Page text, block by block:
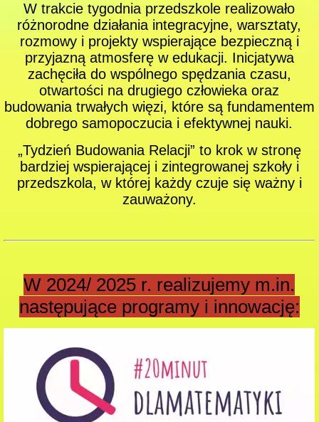
W trakcie tygodnia przedszkole realizowało
różnorodne działania integracyjne, warsztaty,
rozmowy i projekty wspierające bezpieczną i
przyjazną atmosferę w edukacji. Inicjatywa
zachęciła do wspólnego spędzania czasu,
otwartości na drugiego człowieka oraz
budowania trwałych więzi, które są fundamentem
dobrego samopoczucia i efektywnej nauki.
„Tydzień Budowania Relacji” to krok w stronę
bardziej wspierającej i zintegrowanej szkoły i
przedszkola, w której każdy czuje się ważny i
zauważony.
W 2024/ 2025 r. realizujemy m.in.
następujące programy i innowację: